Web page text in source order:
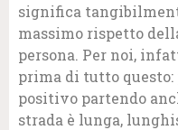
significa
massimo rispetto
persona. Per noi,
prima di tutto
positivo partendo
strada è lunga,